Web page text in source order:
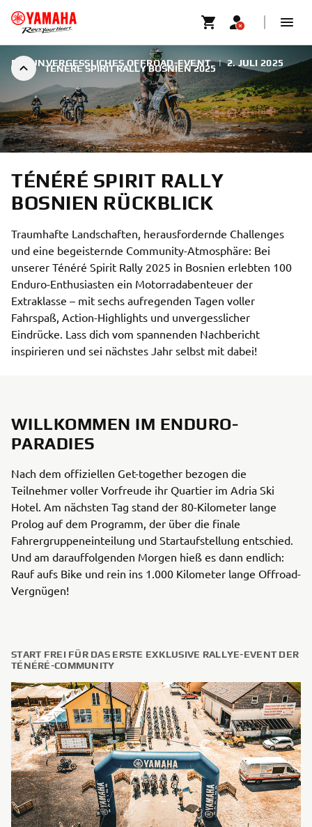
TÉNÉRÉ SPIRIT RALLY BOSNIEN 2025
EIN UNVERGESSLICHES OFFROAD-EVENT | 2. JULI 2025
TÉNÉRÉ SPIRIT RALLY
BOSNIEN RÜCKBLICK
Traumhafte Landschaften, herausfordernde Challenges
und eine begeisternde Community-Atmosphäre: Bei
unserer Ténéré Spirit Rally 2025 in Bosnien erlebten 100
Enduro-Enthusiasten ein Motorradabenteuer der
Extraklasse – mit sechs aufregenden Tagen voller
Fahrspaß, Action-Highlights und unvergesslicher
Eindrücke. Lass dich vom spannenden Nachbericht
inspirieren und sei nächstes Jahr selbst mit dabei!
WILLKOMMEN IM ENDURO-
PARADIES
Nach dem offiziellen Get-together bezogen die
Teilnehmer voller Vorfreude ihr Quartier im Adria Ski
Hotel. Am nächsten Tag stand der 80-Kilometer lange
Prolog auf dem Programm, der über die finale
Fahrergruppeneinteilung und Startaufstellung entschied.
Und am darauffolgenden Morgen hieß es dann endlich:
Rauf aufs Bike und rein ins 1.000 Kilometer lange Offroad-
Vergnügen!
START FREI FÜR DAS ERSTE EXKLUSIVE RALLYE-EVENT DER
TÉNÉRÉ-COMMUNITY